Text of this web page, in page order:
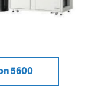
5600